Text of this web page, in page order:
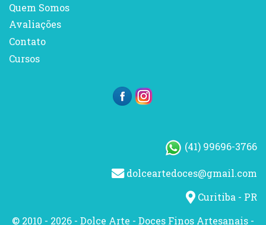
Quem Somos
Avaliações
Contato
Cursos
(41) 99696-3766
dolceartedoces@gmail.com
Curitiba - PR
© 2010 - 2026 - Dolce Arte - Doces Finos Artesanais -